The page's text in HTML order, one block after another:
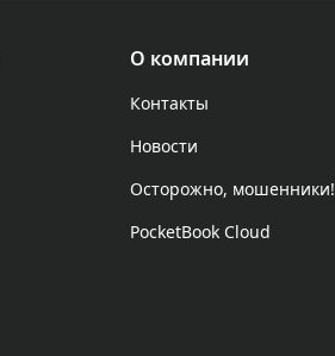
О компании
Контакты
Новости
Осторожно, мошенники!
PocketBook Cloud